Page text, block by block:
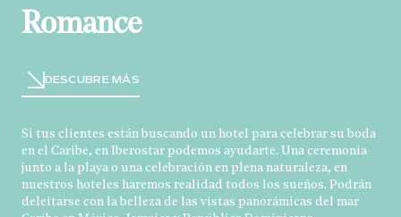
Romance
DESCUBRE MÁS
Si tus clientes están buscando un hotel para celebrar su boda
en el Caribe, en Iberostar podemos ayudarte. Una ceremonia
junto a la playa o una celebración en plena naturaleza, en
nuestros hoteles haremos realidad todos los sueños. Podrán
deleitarse con la belleza de las vistas panorámicas del mar